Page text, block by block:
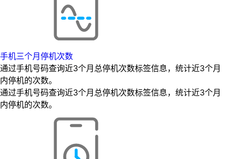
手机三个月停机次数
通过手机号码查询近3个月总停机次数标签信息，统计近3个月
内停机的次数。
通过手机号码查询近3个月总停机次数标签信息，统计近3个月
内停机的次数。